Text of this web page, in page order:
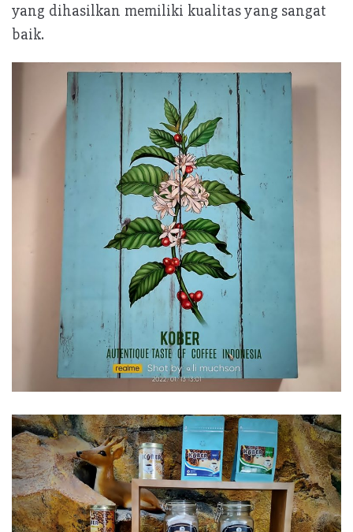
yang dihasilkan memiliki kualitas yang sangat
baik.